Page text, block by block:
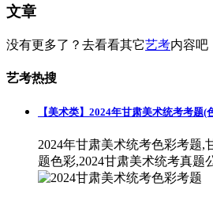
文章
没有更多了？去看看其它艺考内容吧
艺考热搜
【美术类】2024年甘肃美术统考考题(
2024年甘肃美术统考色彩考题,
题色彩,2024甘肃美术统考真题